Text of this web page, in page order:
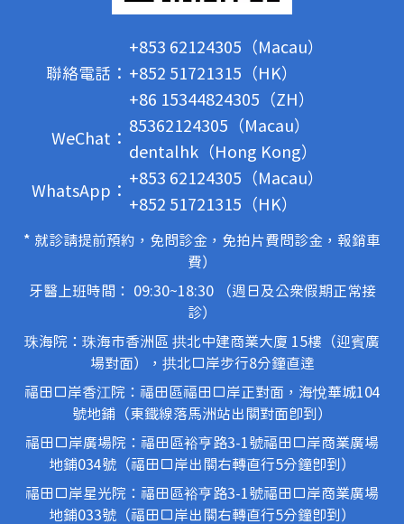
聯絡電話：
+853 62124305（Macau）
+852 51721315（HK）
+86 15344824305（ZH）
WeChat：
85362124305（Macau）
dentalhk（Hong Kong）
WhatsApp：
+853 62124305（Macau）
+852 51721315（HK）
* 就診請提前預約，免問診金，免拍片費問診金，報銷車
費）
牙醫上班時間： 09:30~18:30 （週日及公眾假期正常接
診）
珠海院：珠海市香洲區 拱北中建商業大廈 15樓（迎賓廣
場對面），拱北口岸步行8分鐘直達
福田口岸香江院：福田區福田口岸正對面，海悅華城104
號地鋪（東鐵線落馬洲站出關對面即到）
福田口岸廣場院：福田區裕亨路3-1號福田口岸商業廣場
地鋪034號（福田口岸出關右轉直行5分鐘即到）
福田口岸星光院：福田區裕亨路3-1號福田口岸商業廣場
地鋪033號（福田口岸出關右轉直行5分鐘即到）